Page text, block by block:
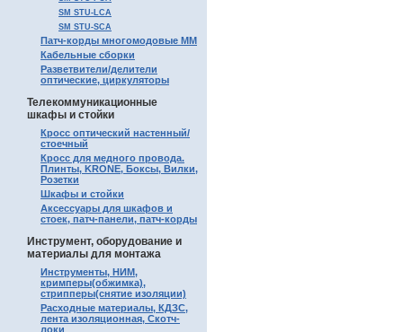
SM STU-LCA
SM STU-SCA
Патч-корды многомодовые MM
Кабельные сборки
Разветвители/делители
оптические, циркуляторы
Телекоммуникационные
шкафы и стойки
Кросс оптический настенный/
стоечный
Кросс для медного провода.
Плинты, KRONE, Боксы, Вилки,
Розетки
Шкафы и стойки
Аксессуары для шкафов и
стоек, патч-панели, патч-корды
Инструмент, оборудование и
материалы для монтажа
Инструменты, НИМ,
кримперы(обжимка),
стрипперы(снятие изоляции)
Расходные материалы, КДЗС,
лента изоляционная, Скотч-
локи